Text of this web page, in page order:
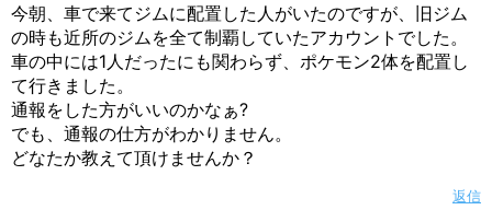
今朝、車で来てジムに配置した人がいたのですが、旧ジム
の時も近所のジムを全て制覇していたアカウントでした。
車の中には1人だったにも関わらず、ポケモン2体を配置し
て行きました。
通報をした方がいいのかなぁ?
でも、通報の仕方がわかりません。
どなたか教えて頂けませんか？
返信